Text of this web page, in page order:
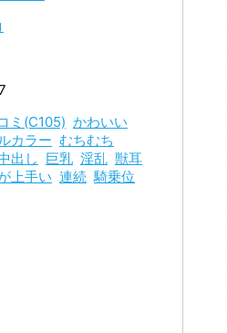
ミ(C105) かわいい
カラー むちむち
出し 巨乳 淫乱 獣耳
上手い 連続 騎乗位